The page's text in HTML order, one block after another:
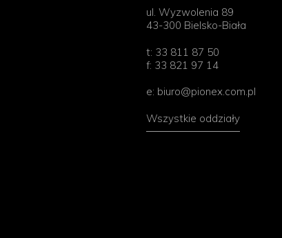
ul. Wyzwolenia 89
43-300 Bielsko-Biała
t: 33 811 87 50
f: 33 821 97 14
e: biuro@pionex.com.pl
Wszystkie oddziały